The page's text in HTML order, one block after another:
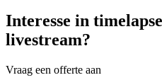
Interesse in
livestream?
Vraag een offerte aan